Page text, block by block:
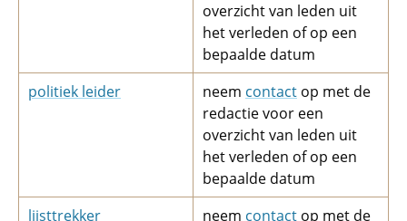
overzicht van leden uit
het verleden of op een
bepaalde datum
politiek leider
neem contact op met de
redactie voor een
overzicht van leden uit
het verleden of op een
bepaalde datum
lijsttrekker
neem contact op met de